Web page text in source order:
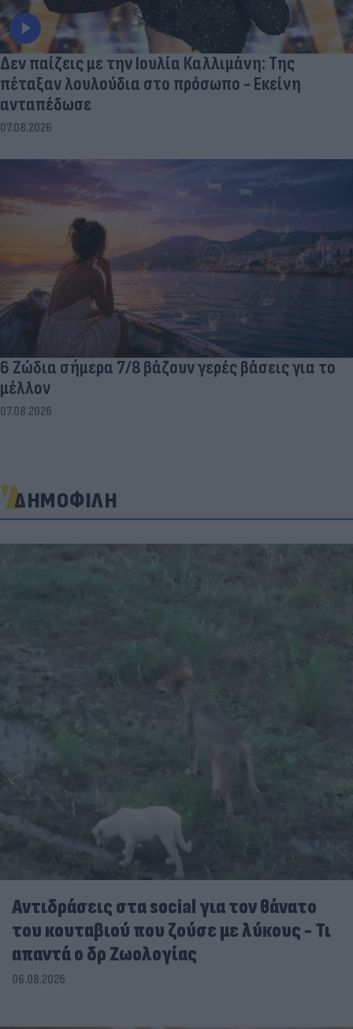
Δεν παίζεις με την Ιουλία Καλλιμάνη: Της
πέταξαν λουλούδια στο πρόσωπο - Εκείνη
ανταπέδωσε
07.08.2026
6 Ζώδια σήμερα 7/8 βάζουν γερές βάσεις για το
μέλλον
07.08.2026
ΔΗΜΟΦΙΛΗ
Αντιδράσεις στα social για τον θάνατο
του κουταβιού που ζούσε με λύκους - Τι
απαντά ο δρ Ζωολογίας
06.08.2026